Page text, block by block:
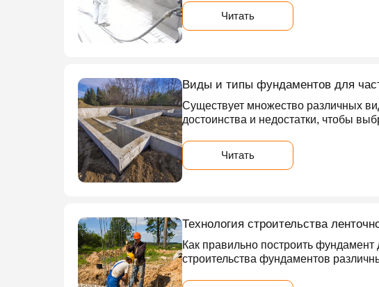
Читать
Виды и типы фундаментов для
Существует множество различных
достоинства и недостатки, чтобы
Читать
Технология строительства
Как правильно построить
строительства фундаментов